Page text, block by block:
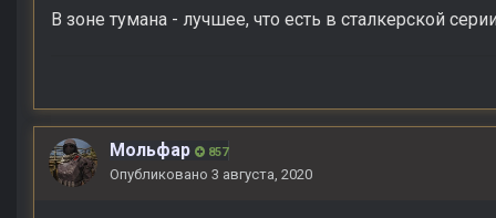
В зоне тумана - лучшее, что есть в сталкерской
Мольфар 857
Опубликовано 3 августа, 2020